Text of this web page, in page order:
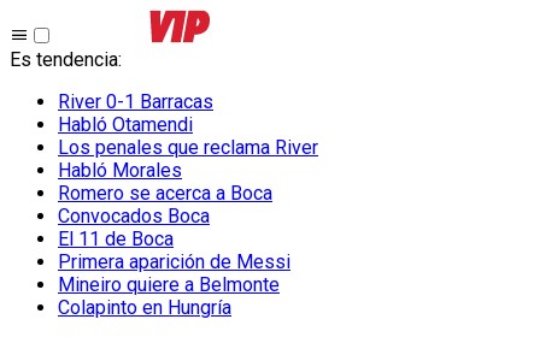
Es tendencia:
River 0-1 Barracas
Habló Otamendi
Los penales que reclama River
Habló Morales
Romero se acerca a Boca
Convocados Boca
El 11 de Boca
Primera aparición de Messi
Mineiro quiere a Belmonte
Colapinto en Hungría